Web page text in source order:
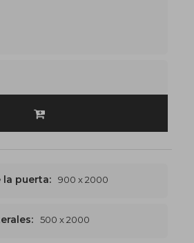
la puerta: 900 x 2000
500 x 2000